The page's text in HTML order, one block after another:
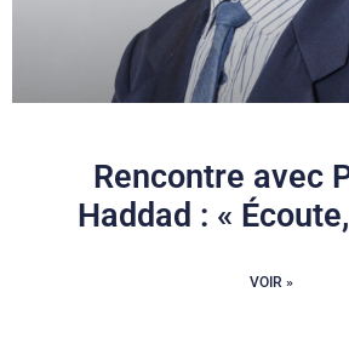
Rencontre avec
Haddad : «
VOIR »